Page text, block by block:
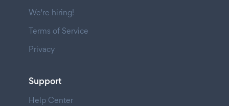
We're hiring!
Terms of Service
Privacy
Support
Help Center